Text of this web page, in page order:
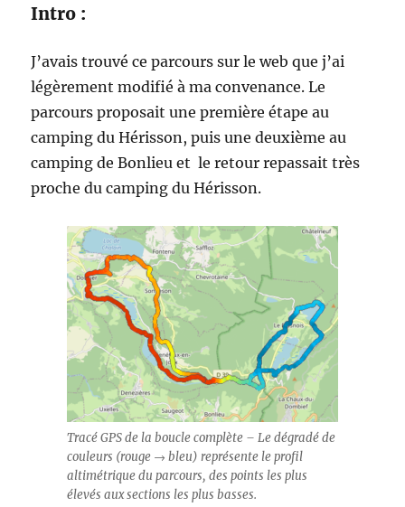
Intro :
J’avais trouvé ce parcours sur le web que j’ai
légèrement modifié à ma convenance. Le
parcours proposait une première étape au
camping du Hérisson, puis une deuxième au
camping de Bonlieu et le retour repassait très
proche du camping du Hérisson.
Tracé GPS de la boucle complète – Le dégradé de
couleurs (rouge → bleu) représente le profil
altimétrique du parcours, des points les plus
élevés aux sections les plus basses.